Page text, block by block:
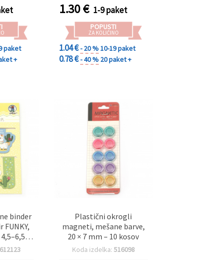
paket
+
1.30€ 1-9 paket
POPUSTI
ZA KOLIČINO
1.04 €- 20 %10-19 paket
0.78 €- 40 % 20 paket +
binder
FUNKY,
x
612123
Plastični okrogli
magneti, mešane barve,
20 × 7 mm – 10 kosov
Koda izdelka: 516098